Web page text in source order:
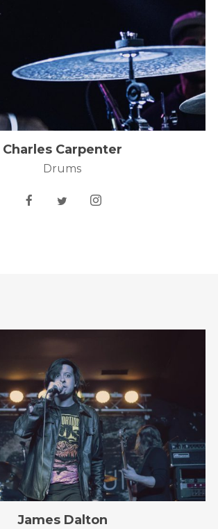
Charles Carpenter
Drums
James Dalton